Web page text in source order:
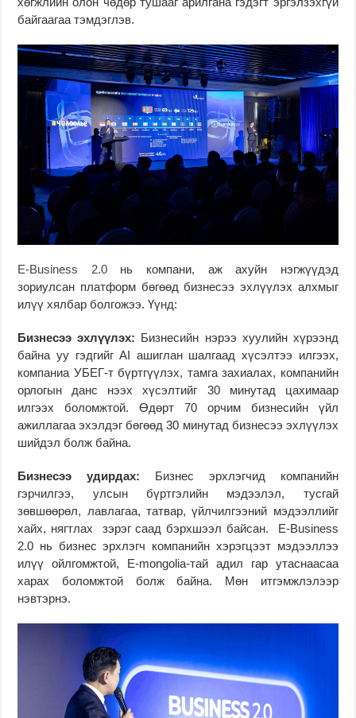
байгаагаа тэмдэглэв.
E-Business 2.0 нь компани, аж ахуйн нэгжүүдэд
зориулсан платформ бөгөөд бизнесээ эхлүүлэх алхмыг
илүү хялбар болгожээ. Үүнд:
Бизнесээ эхлүүлэх: Бизнесийн нэрээ хуулийн хүрээнд
байна уу гэдгийг AI ашиглан шалгаад хүсэлтээ илгээх,
компаниа УБЕГ-т бүртгүүлэх, тамга захиалах, компанийн
орлогын данс нээх хүсэлтийг 30 минутад цахимаар
илгээх боломжтой. Өдөрт 70 орчим бизнесийн үйл
ажиллагаа эхэлдэг бөгөөд 30 минутад бизнесээ эхлүүлэх
шийдэл болж байна.
Бизнесээ удирдах: Бизнес эрхлэгчид компанийн
гэрчилгээ, улсын бүртгэлийн мэдээлэл, тусгай
зөвшөөрөл, лавлагаа, татвар, үйлчилгээний мэдээллийг
хайх, нягтлах зэрэг саад бэрхшээл байсан. E-Business
2.0 нь бизнес эрхлэгч компанийн хэрэгцээт мэдээллээ
илүү ойлгомжтой, E-mongolia-тай адил гар утаснаасаа
харах боломжтой болж байна. Мөн итгэмжлэлээр
нэвтэрнэ.